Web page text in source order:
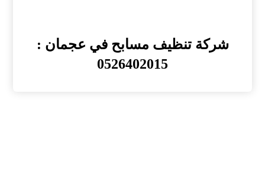
شركة تنظيف مسابح في عجمان :
0526402015